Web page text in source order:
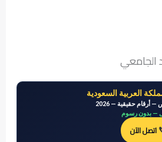
العربية السعودية
— بدون رسوم
اتصل الآن